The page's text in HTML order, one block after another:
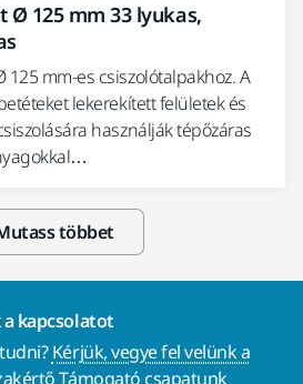
Ø 125 mm 33 lyukas,
125 mm-es csiszolótalpakhoz. A
lekerekített felületek és
használják tépőzáras
többet
kapcsolatot
Kérjük, vegye fel velünk a
Támogató csapatunk